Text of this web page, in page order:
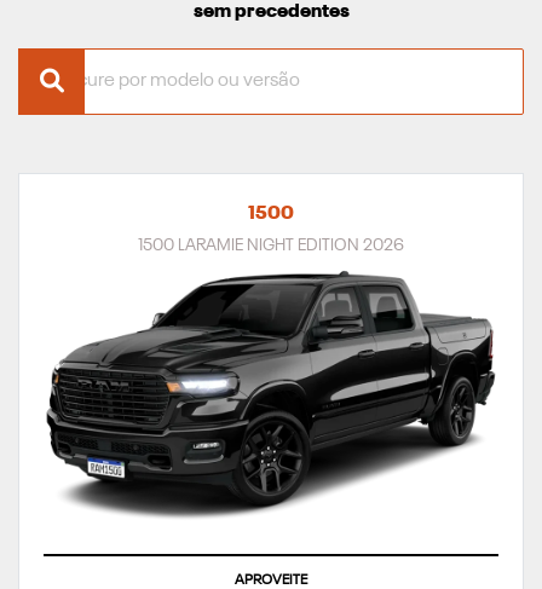
sem precedentes
1500
1500 LARAMIE NIGHT EDITION 2026
APROVEITE